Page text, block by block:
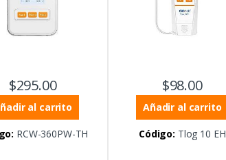
$295.00
al carrito
RCW-360PW-TH
$98.00
Añadir al carrito
Código: Tlog 10 EH